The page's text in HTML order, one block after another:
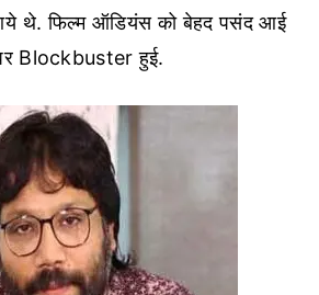
थे. फिल्म ऑडियंस को बेहद पसंद आई
Blockbuster हुई.